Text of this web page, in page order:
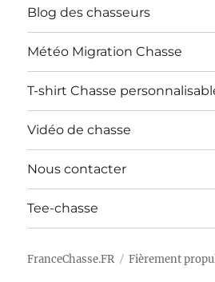
Blog des chasseurs
Météo Migration Chasse
T-shirt Chasse
Vidéo de chasse
Nous contacter
Tee-chasse
FranceChasse.FR Fièrement